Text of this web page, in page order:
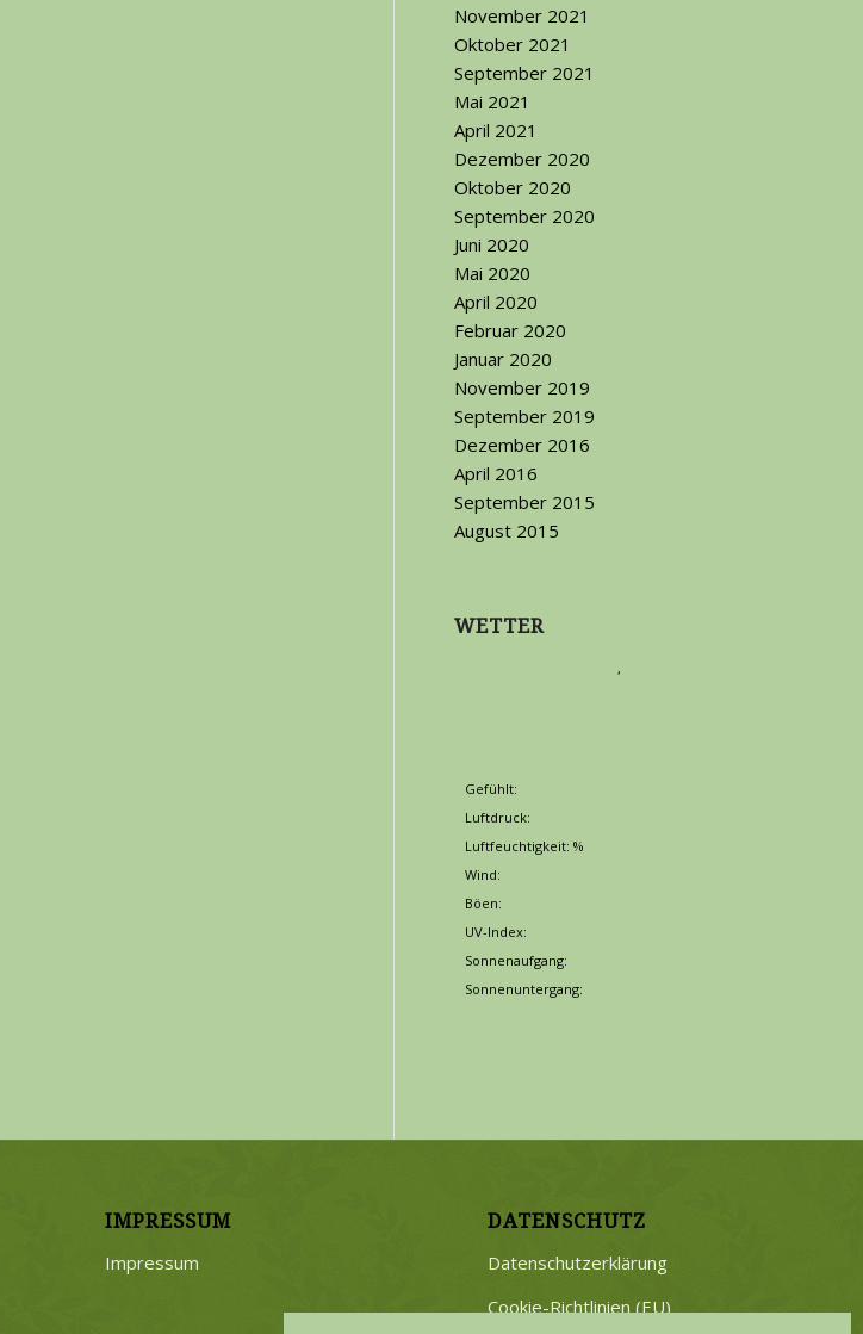
November 2021
Oktober 2021
September 2021
Mai 2021
April 2021
Dezember 2020
Oktober 2020
September 2020
Juni 2020
Mai 2020
April 2020
Februar 2020
Januar 2020
November 2019
September 2019
Dezember 2016
April 2016
September 2015
August 2015
WETTER
,
Gefühlt:
Luftdruck:
Luftfeuchtigkeit: %
Wind:
Böen:
UV-Index:
Sonnenaufgang:
Sonnenuntergang:
IMPRESSUM
Impressum
DATENSCHUTZ
Datenschutzerklärung
Cookie-Richtlinien (EU)